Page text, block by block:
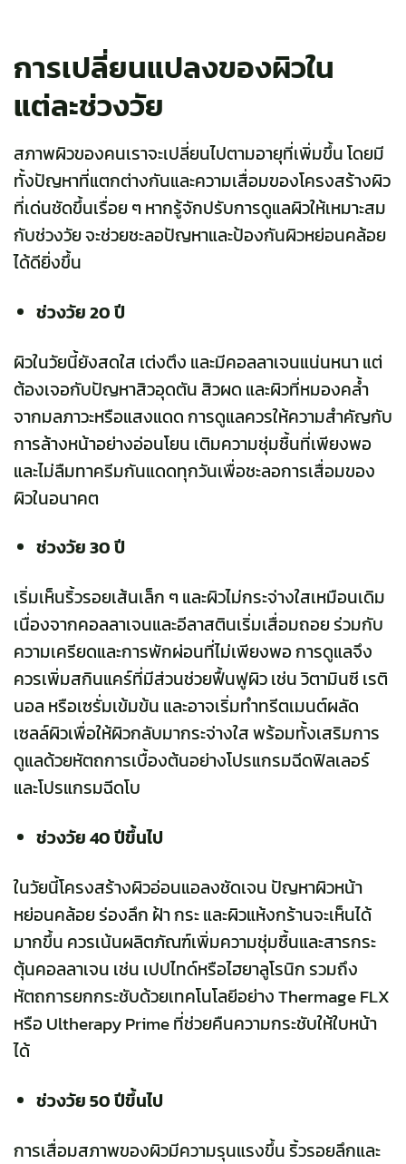
การเปลี่ยนแปลงของผิวใน
แต่ละช่วงวัย
สภาพผิวของคนเราจะเปลี่ยนไปตามอายุที่เพิ่มขึ้น โดยมี
ทั้งปัญหาที่แตกต่างกันและความเสื่อมของโครงสร้างผิว
ที่เด่นชัดขึ้นเรื่อย ๆ หากรู้จักปรับการดูแลผิวให้เหมาะสม
กับช่วงวัย จะช่วยชะลอปัญหาและป้องกันผิวหย่อนคล้อย
ได้ดียิ่งขึ้น
ช่วงวัย 20 ปี
ผิวในวัยนี้ยังสดใส เต่งตึง และมีคอลลาเจนแน่นหนา แต่
ต้องเจอกับปัญหาสิวอุดตัน สิวผด และผิวที่หมองคล้ำ
จากมลภาวะหรือแสงแดด การดูแลควรให้ความสำคัญกับ
การล้างหน้าอย่างอ่อนโยน เติมความชุ่มชื้นที่เพียงพอ
และไม่ลืมทาครีมกันแดดทุกวันเพื่อชะลอการเสื่อมของ
ผิวในอนาคต
ช่วงวัย 30 ปี
เริ่มเห็นริ้วรอยเส้นเล็ก ๆ และผิวไม่กระจ่างใสเหมือนเดิม
เนื่องจากคอลลาเจนและอีลาสตินเริ่มเสื่อมถอย ร่วมกับ
ความเครียดและการพักผ่อนที่ไม่เพียงพอ การดูแลจึง
ควรเพิ่มสกินแคร์ที่มีส่วนช่วยฟื้นฟูผิว เช่น วิตามินซี เรติ
นอล หรือเซรั่มเข้มข้น และอาจเริ่มทำทรีตเมนต์ผลัด
เซลล์ผิวเพื่อให้ผิวกลับมากระจ่างใส พร้อมทั้งเสริมการ
ดูแลด้วยหัตถการเบื้องต้นอย่างโปรแกรมฉีดฟิลเลอร์
และโปรแกรมฉีดโบ
ช่วงวัย 40 ปีขึ้นไป
ในวัยนี้โครงสร้างผิวอ่อนแอลงชัดเจน ปัญหาผิวหน้า
หย่อนคล้อยร่องลึก ฝ้า กระ และผิวแห้งกร้านจะเห็นได้
มากขึ้น ควรเน้นผลิตภัณฑ์เพิ่มความชุ่มชื้นและสารกระ
ตุ้นคอลลาเจน เช่น เปปไทด์หรือไฮยาลูโรนิก รวมถึง
หัตถการยกกระชับด้วยเทคโนโลยีอย่าง Thermage FLX
หรือ Ultherapy Prime ที่ช่วยคืนความกระชับให้ใบหน้า
ได้
ช่วงวัย 50 ปีขึ้นไป
การเสื่อมสภาพของผิวมีความรุนแรงขึ้น ริ้วรอยลึกและ